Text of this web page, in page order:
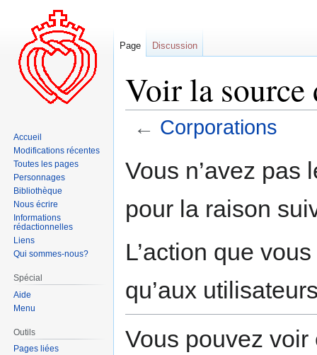
Voir la source
← Corporations
à
navigation
à
recherche
Vous n’avez pas
pour la raison
L’action que
qu’aux
Vous pouvez
Page Discussion
Accueil
Modifications récentes
Toutes les pages
Personnages
Bibliothèque
Nous écrire
Informations
rédactionnelles
Liens
Qui sommes-nous?
Spécial
Aide
Menu
Outils
Pages liées